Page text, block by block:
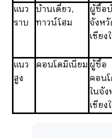
แนว
ราบ
บ้านเดี่ยว,
ทาวน์โฮม
ผู้ซื้อ
จังห
เชียง
แนว
สูง
คอนโดมิเนียม ผู้ซื้อ
คอน
ในจั
เชียง